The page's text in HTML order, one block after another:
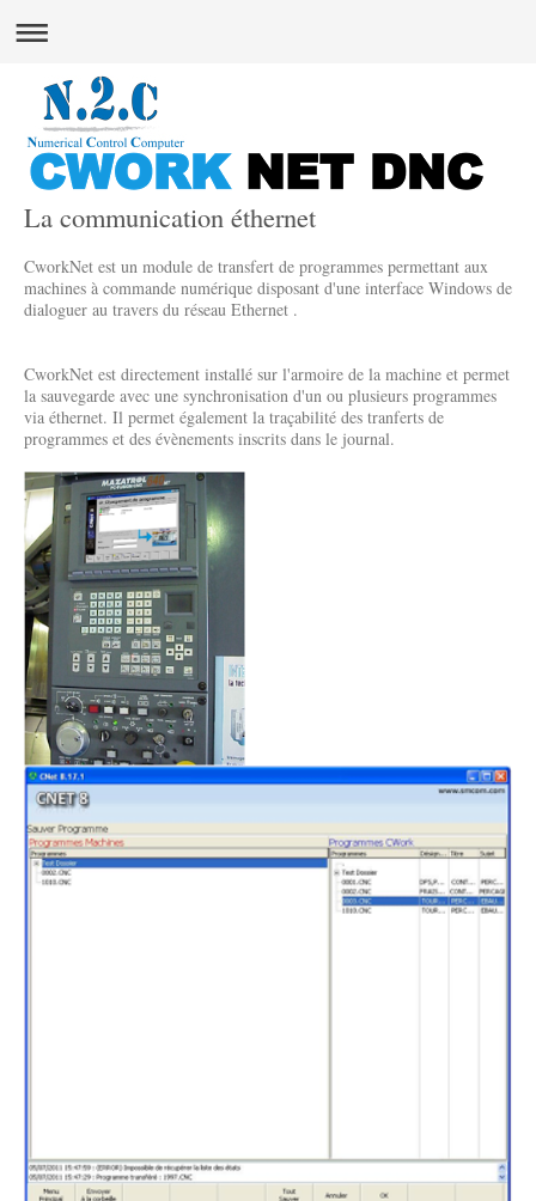
La communication éthernet
CworkNet est un module de transfert de programmes permettant aux
machines à commande numérique disposant d'une interface Windows de
dialoguer au travers du réseau Ethernet .
CworkNet est directement installé sur l'armoire de la machine et permet
la sauvegarde avec une synchronisation d'un ou plusieurs programmes
via éthernet. Il permet également la traçabilité des tranferts de
programmes et des évènements inscrits dans le journal.